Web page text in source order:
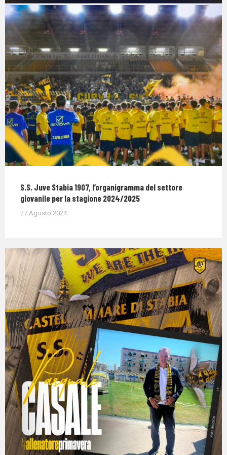
S.S. Juve Stabia 1907, l’organigramma del settore
giovanile per la stagione 2024/2025
27 Agosto 2024